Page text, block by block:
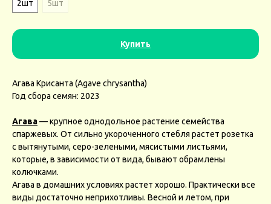
2шт
5шт
Купить
Агава Крисанта (Agave chrysantha)
Год сбора семян: 2023
Агава— крупное однодольное растение семейства
спаржевых. От сильно укороченного стебля растет розетка
с вытянутыми, серо-зелеными, мясистыми листьями,
которые, в зависимости от вида, бывают обрамлены
колючками.
Агава в домашних условиях растет хорошо. Практически все
виды достаточно неприхотливы. Весной и летом, при